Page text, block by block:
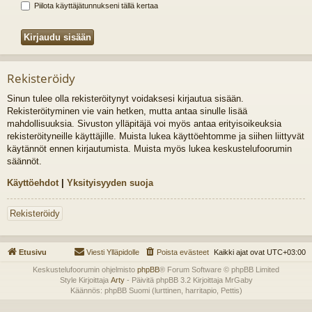
Piilota käyttäjätunnukseni tällä kertaa
Rekisteröidy
Sinun tulee olla rekisteröitynyt voidaksesi kirjautua sisään.
Rekisteröityminen vie vain hetken, mutta antaa sinulle lisää
mahdollisuuksia. Sivuston ylläpitäjä voi myös antaa erityisoikeuksia
rekisteröityneille käyttäjille. Muista lukea käyttöehtomme ja siihen liittyvät
käytännöt ennen kirjautumista. Muista myös lukea keskustelufoorumin
säännöt.
Käyttöehdot | Yksityisyyden suoja
Rekisteröidy
Etusivu Kaikki ajat ovat UTC+03:00
Poista evästeet
Viesti Ylläpidolle
Keskustelufoorumin ohjelmisto phpBB® Forum Software © phpBB Limited
Style Kirjoittaja Arty- Päivitä phpBB 3.2 Kirjoittaja MrGaby
Käännös: phpBB Suomi (lurttinen, harritapio, Pettis)